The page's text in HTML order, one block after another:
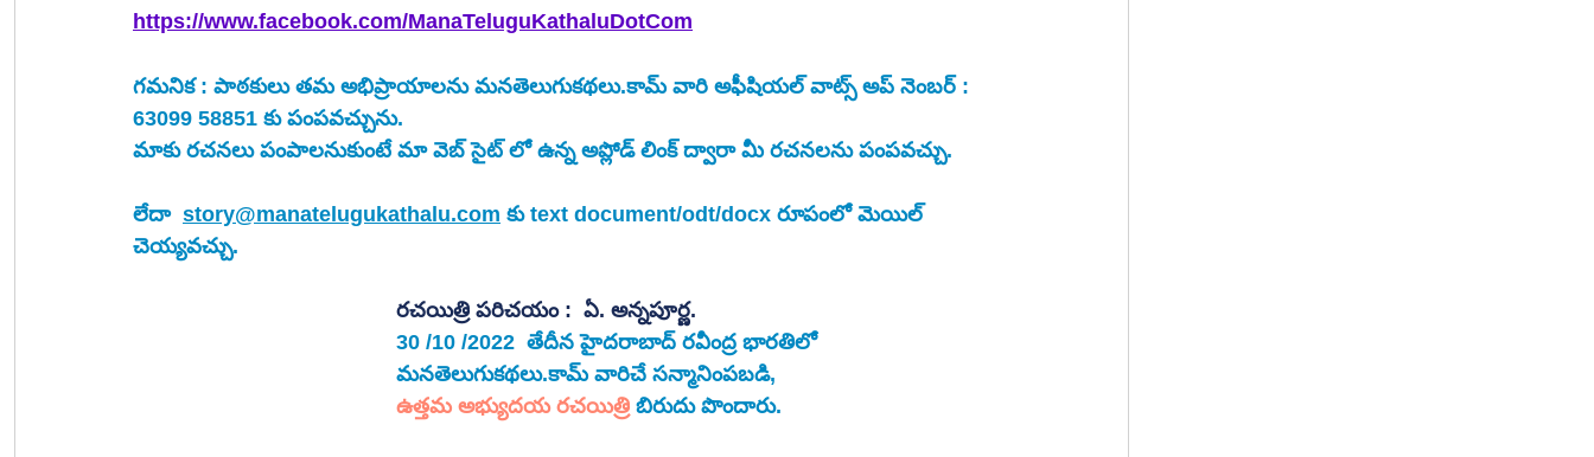
https://www.facebook.com/ManaTeluguKathaluDotCom
గమనిక : పాఠకులు తమ అభిప్రాయాలను మనతెలుగుకథలు.కామ్ వారి అఫీషియల్ వాట్స్ అప్ నెంబర్ :
63099 58851 కు పంపవచ్చును.
మాకు రచనలు పంపాలనుకుంటే మా వెబ్ సైట్ లో ఉన్న అప్లోడ్ లింక్ ద్వారా మీ రచనలను పంపవచ్చు.
లేదా story@manatelugukathalu.com కు text document/odt/docx రూపంలో మెయిల్
చెయ్యవచ్చు.
రచయిత్రి పరిచయం :  ఏ. అన్నపూర్ణ.
30 /10 /2022  తేదీన హైదరాబాద్ రవీంద్ర భారతిలో
మనతెలుగుకథలు.కామ్ వారిచే సన్మానింపబడి,
ఉత్తమ అభ్యుదయ రచయిత్రి బిరుదు పొందారు.